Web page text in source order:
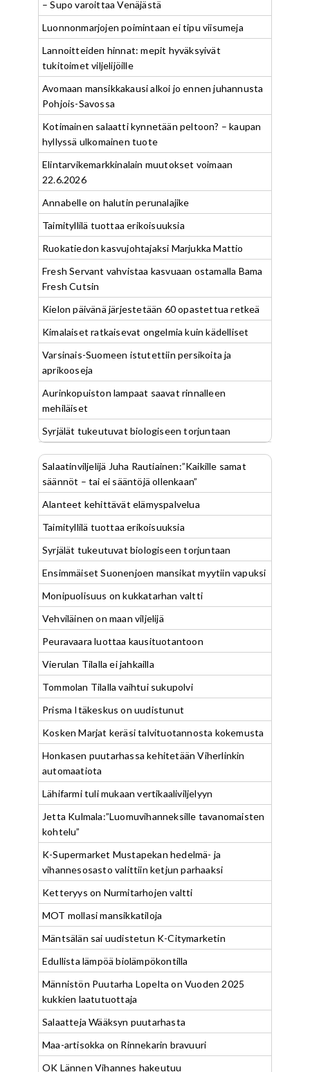
– Supo varoittaa Venäjästä
Luonnonmarjojen poimintaan ei tipu viisumeja
Lannoitteiden hinnat: mepit hyväksyivät
tukitoimet viljelijöille
Avomaan mansikkakausi alkoi jo ennen juhannusta
Pohjois-Savossa
Kotimainen salaatti kynnetään peltoon? – kaupan
hyllyssä ulkomainen tuote
Elintarvikemarkkinalain muutokset voimaan
22.6.2026
Annabelle on halutin perunalajike
Taimityllilä tuottaa erikoisuuksia
Ruokatiedon kasvujohtajaksi Marjukka Mattio
Fresh Servant vahvistaa kasvuaan ostamalla Bama
Fresh Cutsin
Kielon päivänä järjestetään 60 opastettua retkeä
Kimalaiset ratkaisevat ongelmia kuin kädelliset
Varsinais-Suomeen istutettiin persikoita ja
aprikooseja
Aurinkopuiston lampaat saavat rinnalleen
mehiläiset
Syrjälät tukeutuvat biologiseen torjuntaan
Salaatinviljelijä Juha Rautiainen:”Kaikille samat
säännöt – tai ei sääntöjä ollenkaan”
Alanteet kehittävät elämyspalvelua
Taimityllilä tuottaa erikoisuuksia
Syrjälät tukeutuvat biologiseen torjuntaan
Ensimmäiset Suonenjoen mansikat myytiin vapuksi
Monipuolisuus on kukkatarhan valtti
Vehviläinen on maan viljelijä
Peuravaara luottaa kausituotantoon
Vierulan Tilalla ei jahkailla
Tommolan Tilalla vaihtui sukupolvi
Prisma Itäkeskus on uudistunut
Kosken Marjat keräsi talvituotannosta kokemusta
Honkasen puutarhassa kehitetään Viherlinkin
automaatiota
Lähifarmi tuli mukaan vertikaaliviljelyyn
Jetta Kulmala:”Luomuvihanneksille tavanomaisten
kohtelu”
K-Supermarket Mustapekan hedelmä- ja
vihannesosasto valittiin ketjun parhaaksi
Ketteryys on Nurmitarhojen valtti
MOT mollasi mansikkatiloja
Mäntsälän sai uudistetun K-Citymarketin
Edullista lämpöä biolämpökontilla
Männistön Puutarha Lopelta on Vuoden 2025
kukkien laatutuottaja
Salaatteja Wääksyn puutarhasta
Maa-artisokka on Rinnekarin bravuuri
OK Lännen Vihannes hakeutuu